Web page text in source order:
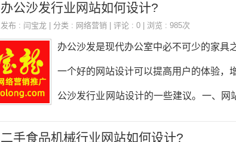
方面：1.提高品牌知名度：通过建设多个
办公沙发行业网站如何设计?
发布 : 闫宝龙 | 分类 : 网络营销 | 评论 : 0 | 浏览 : 985次
办公沙发是现代办公室中必不可少的家具
一个好的网站设计可以提高用户的体验，
公沙发行业网站设计的一些建议。一、
二手食品机械行业网站如何设计?